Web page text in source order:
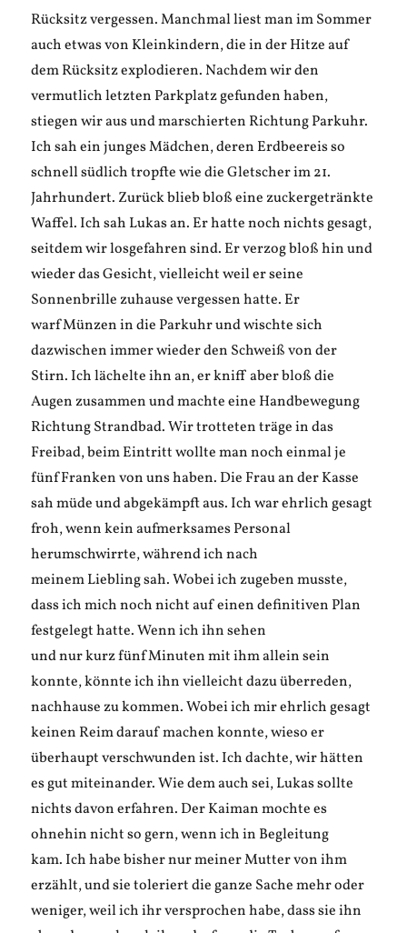
Rücksitz vergessen. Manchmal liest man im Sommer
auch etwas von Kleinkindern, die in der Hitze auf
dem Rücksitz explodieren. Nachdem wir den
vermutlich letzten Parkplatz gefunden haben,
stiegen wir aus und marschierten Richtung Parkuhr.
Ich sah ein junges Mädchen, deren Erdbeereis so
schnell südlich tropfte wie die Gletscher im 21.
Jahrhundert. Zurück blieb bloß eine zuckergetränkte
Waffel. Ich sah Lukas an. Er hatte noch nichts gesagt,
seitdem wir losgefahren sind. Er verzog bloß hin und
wieder das Gesicht, vielleicht weil er seine
Sonnenbrille zuhause vergessen hatte. Er
warf Münzen in die Parkuhr und wischte sich
dazwischen immer wieder den Schweiß von der
Stirn. Ich lächelte ihn an, er kniff aber bloß die
Augen zusammen und machte eine Handbewegung
Richtung Strandbad. Wir trotteten träge in das
Freibad, beim Eintritt wollte man noch einmal je
fünf Franken von uns haben. Die Frau an der Kasse
sah müde und abgekämpft aus. Ich war ehrlich gesagt
froh, wenn kein aufmerksames Personal
herumschwirrte, während ich nach
meinem Liebling sah. Wobei ich zugeben musste,
dass ich mich noch nicht auf einen definitiven Plan
festgelegt hatte. Wenn ich ihn sehen
und nur kurz fünf Minuten mit ihm allein sein
konnte, könnte ich ihn vielleicht dazu überreden,
nachhause zu kommen. Wobei ich mir ehrlich gesagt
keinen Reim darauf machen konnte, wieso er
überhaupt verschwunden ist. Ich dachte, wir hätten
es gut miteinander. Wie dem auch sei, Lukas sollte
nichts davon erfahren. Der Kaiman mochte es
ohnehin nicht so gern, wenn ich in Begleitung
kam. Ich habe bisher nur meiner Mutter von ihm
erzählt, und sie toleriert die ganze Sache mehr oder
weniger, weil ich ihr versprochen habe, dass sie ihn